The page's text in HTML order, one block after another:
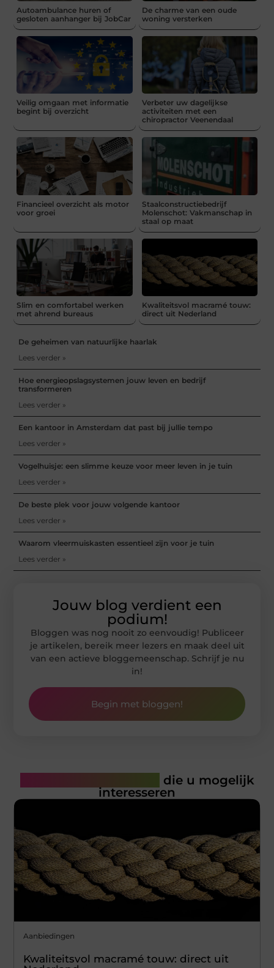
Autoambulance huren of
gesloten aanhanger bij JobCar
De charme van een oude
woning versterken
Veilig omgaan met informatie
begint bij overzicht
Verbeter uw dagelijkse
activiteiten met een
chiropractor Veenendaal
Financieel overzicht als motor
voor groei
Staalconstructiebedrijf
Molenschot: Vakmanschap in
staal op maat
Slim en comfortabel werken
met ahrend bureaus
Kwaliteitsvol macramé touw:
direct uit Nederland
De geheimen van natuurlijke haarlak
Lees verder »
Hoe energieopslagsystemen jouw leven en bedrijf
transformeren
Lees verder »
Een kantoor in Amsterdam dat past bij jullie tempo
Lees verder »
Vogelhuisje: een slimme keuze voor meer leven in je tuin
Lees verder »
De beste plek voor jouw volgende kantoor
Lees verder »
Waarom vleermuiskasten essentieel zijn voor je tuin
Lees verder »
Jouw blog verdient een
podium!
Bloggen was nog nooit zo eenvoudig! Publiceer
je artikelen, bereik meer lezers en maak deel uit
van een actieve bloggemeenschap. Schrijf je nu
in!
Begin met bloggen!
die u mogelijk
interesseren
Aanbiedingen
Kwaliteitsvol macramé touw: direct uit